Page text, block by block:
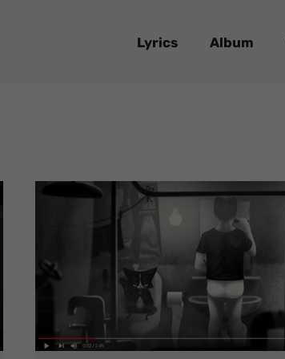
Lyrics Album